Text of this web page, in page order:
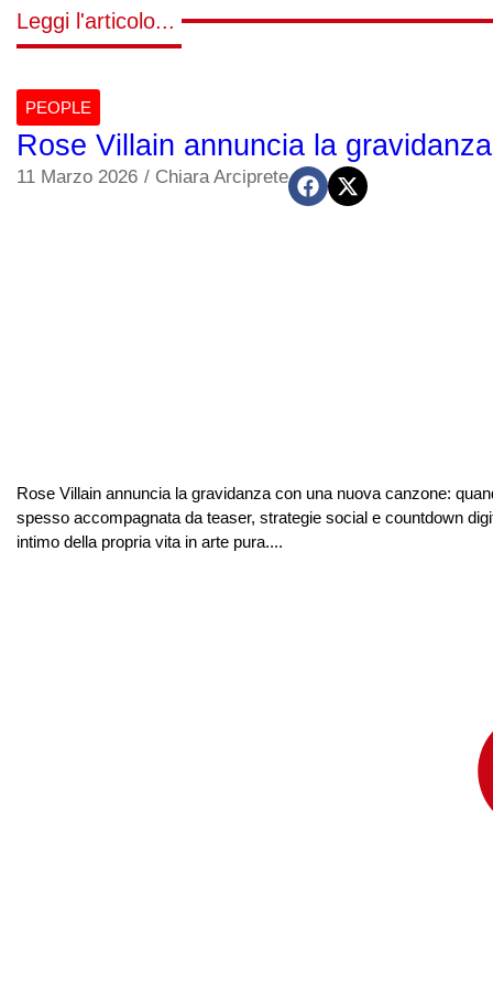
Leggi l'articolo...
PEOPLE
Rose Villain annuncia la
11 Marzo 2026 / Chiara Arciprete
Rose Villain annuncia la gravidanza con una nuova canzone:
spesso accompagnata da teaser, strategie social e countdown
intimo della propria vita in arte pura....